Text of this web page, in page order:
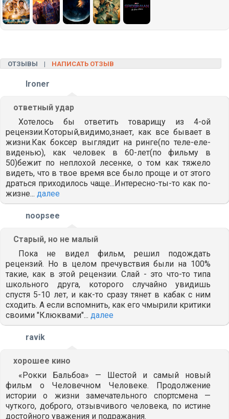
ОТЗЫВЫ | НАПИСАТЬ ОТЗЫВ
Ironer
ответный удар
Хотелось бы ответить товарищу из 4-ой
рецензии.Который,видимо,знает, как все бывает в
жизни.Как боксер выглядит на ринге(по теле-еле-
виденью), как человек в 60-лет(по фильму в
50)бежит по неплохой лесенке, о том как тяжело
видеть, что в твое время все было проще и от этого
драться приходилось чаще...Интересно-ты-то как по-
жизне... далее
noopsee
Старый, но не малый
Пока не видел фильм, решил подождать
рецензий. Но в целом пречувствия были на 100%
такие, как в этой рецензии. Слай - это что-то типа
школьного друга, которого случайно увидишь
спустя 5-10 лет, и как-то сразу тянет в кабак с ним
сходить. А если вспомнить, как его чмырили критики
своими "Клюквами"... далее
ravik
хорошее кино
«Рокки Бальбоа» — Шестой и самый новый
фильм о Человечном Человеке. Продолжение
истории о жизни замечательного спортсмена —
чуткого, доброго, отзывчивого человека, по истине
достойного уважения и подражания.